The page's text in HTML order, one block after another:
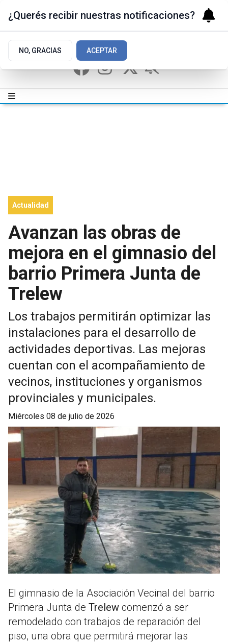
Actualidad
Avanzan las obras de
mejora en el gimnasio del
barrio Primera Junta de
Trelew
Los trabajos permitirán optimizar las
instalaciones para el desarrollo de
actividades deportivas. Las mejoras
cuentan con el acompañamiento de
vecinos, instituciones y organismos
provinciales y municipales.
miércoles 08 de julio de 2026
El gimnasio de la Asociación Vecinal del barrio
Primera Junta de Trelew comenzó a ser
remodelado con trabajos de reparación del
piso, una obra que permitirá mejorar las
¿Querés recibir nuestras notificaciones?
NO, GRACIAS ACEPTAR